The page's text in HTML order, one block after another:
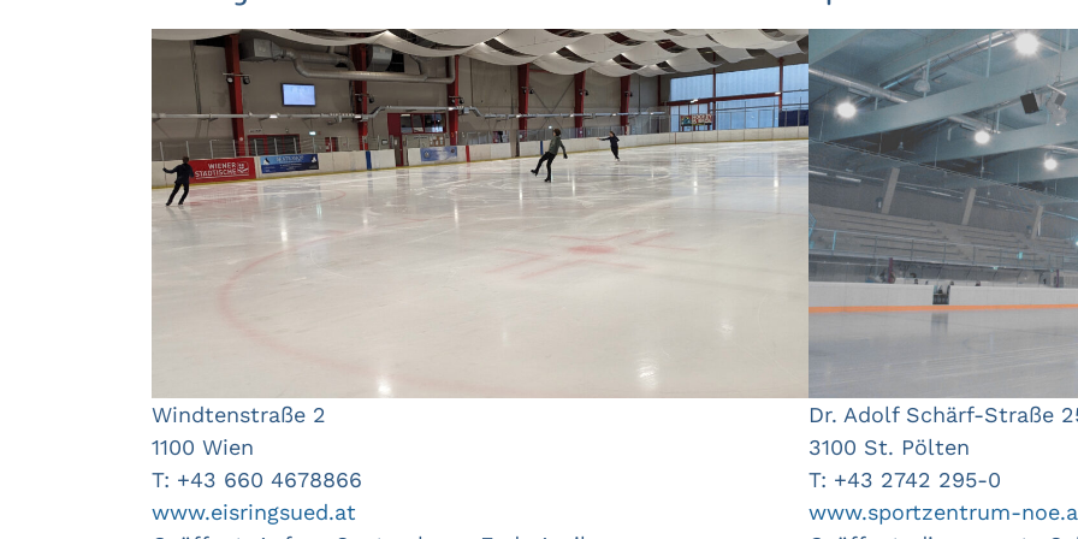
Windtenstraße 2
1100 Wien
T: +43 660 4678866
www.eisringsued.at
Dr. Adolf Schärf-Straße
3100 St. Pölten
T: +43 2742 295-0
www.sportzentrum-